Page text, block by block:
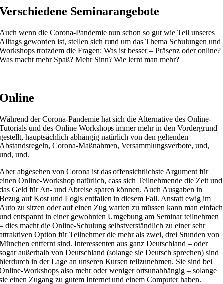
Verschiedene Seminarangebote
Auch wenn die Corona-Pandemie nun schon so gut wie Teil unseres
Alltags geworden ist, stellen sich rund um das Thema Schulungen und
Workshops trotzdem die Fragen: Was ist besser – Präsenz oder online?
Was macht mehr Spaß? Mehr Sinn? Wie lernt man mehr?
Online
Während der Corona-Pandemie hat sich die Alternative des Online-
Tutorials und des Online Workshops immer mehr in den Vordergrund
gestellt, hauptsächlich abhängig natürlich von den geltenden
Abstandsregeln, Corona-Maßnahmen, Versammlungsverbote, und,
und, und.
Aber abgesehen von Corona ist das offensichtlichste Argument für
einen Online-Workshop natürlich, dass sich Teilnehmende die Zeit und
das Geld für An- und Abreise sparen können. Auch Ausgaben in
Bezug auf Kost und Logis entfallen in diesem Fall. Anstatt ewig im
Auto zu sitzen oder auf einen Zug warten zu müssen kann man einfach
und entspannt in einer gewohnten Umgebung am Seminar teilnehmen
– dies macht die Online-Schulung selbstverständlich zu einer sehr
attraktiven Option für Teilnehmer die mehr als zwei, drei Stunden von
München entfernt sind. Interessenten aus ganz Deutschland – oder
sogar außerhalb von Deutschland (solange sie Deutsch sprechen) sind
hierdurch in der Lage an unseren Kursen teilzunehmen. Sie sind bei
Online-Workshops also mehr oder weniger ortsunabhängig – solange
sie einen Zugang zu gutem Internet und einem Computer haben.